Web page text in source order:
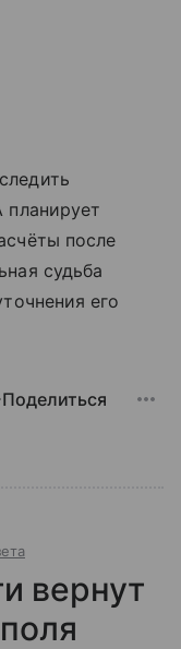
после
судьба
его
Поделиться
вернут